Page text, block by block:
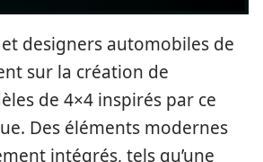
designers automobiles de
sur la création de
de 4×4 inspirés par ce
Des éléments modernes
intégrés, tels qu’une